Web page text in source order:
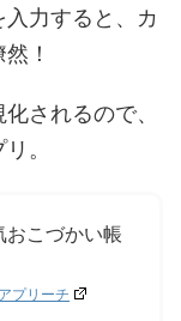
力すると、カ
！
されるので、
。
こづかい帳
アプリーチ